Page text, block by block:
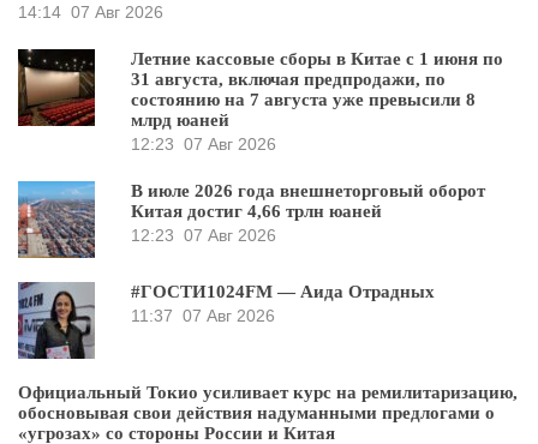
14:14 07 Авг 2026
Летние кассовые сборы в Китае с 1 июня по
31 августа, включая предпродажи, по
состоянию на 7 августа уже превысили 8
млрд юаней
12:23 07 Авг 2026
В июле 2026 года внешнеторговый оборот
Китая достиг 4,66 трлн юаней
12:23 07 Авг 2026
#ГОСТИ1024FM — Аида Отрадных
11:37 07 Авг 2026
Официальный Токио усиливает курс на ремилитаризацию,
обосновывая свои действия надуманными предлогами о
«угрозах» со стороны России и Китая